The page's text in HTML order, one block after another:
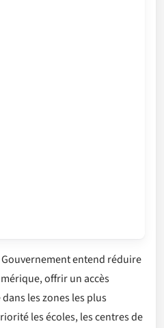
entend réduire
offrir un accès
les zones les plus
les écoles, les centres de